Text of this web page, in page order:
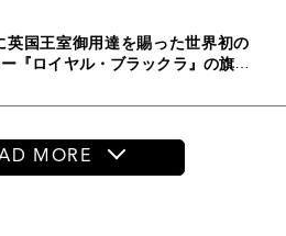
英国王室御用達を賜った世界初の
『ロイヤル・ブラックラ』の旗艦
年6月新宿に誕生 バカルディ ジ
携した没入型バー「BAR Arca」
MORE